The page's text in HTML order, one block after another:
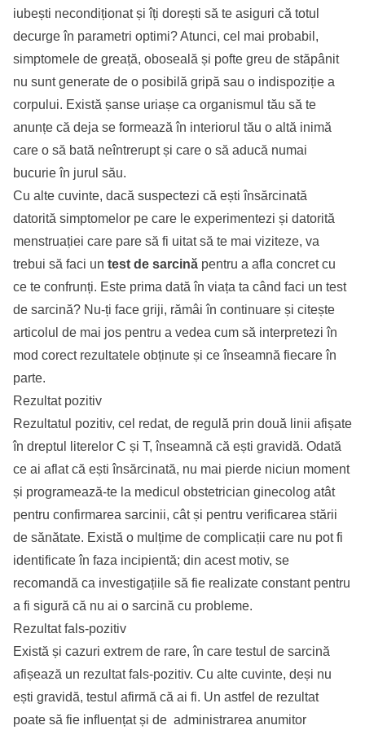
iubești necondiționat și îți dorești să te asiguri că totul
decurge în parametri optimi? Atunci, cel mai probabil,
simptomele de greață, oboseală și pofte greu de stăpânit
nu sunt generate de o posibilă gripă sau o indispoziție a
corpului. Există șanse uriașe ca organismul tău să te
anunțe că deja se formează în interiorul tău o altă inimă
care o să bată neîntrerupt și care o să aducă numai
bucurie în jurul său.
Cu alte cuvinte, dacă suspectezi că ești însărcinată
datorită simptomelor pe care le experimentezi și datorită
menstruației care pare să fi uitat să te mai viziteze, va
trebui să faci un test de sarcină pentru a afla concret cu
ce te confrunți. Este prima dată în viața ta când faci un test
de sarcină? Nu-ți face griji, rămâi în continuare și citește
articolul de mai jos pentru a vedea cum să interpretezi în
mod corect rezultatele obținute și ce înseamnă fiecare în
parte.
Rezultat pozitiv
Rezultatul pozitiv, cel redat, de regulă prin două linii afișate
în dreptul literelor C și T, înseamnă că ești gravidă. Odată
ce ai aflat că ești însărcinată, nu mai pierde niciun moment
și programează-te la medicul obstetrician ginecolog atât
pentru confirmarea sarcinii, cât și pentru verificarea stării
de sănătate. Există o mulțime de complicații care nu pot fi
identificate în faza incipientă; din acest motiv, se
recomandă ca investigațiile să fie realizate constant pentru
a fi sigură că nu ai o sarcină cu probleme.
Rezultat fals-pozitiv
Există și cazuri extrem de rare, în care testul de sarcină
afișează un rezultat fals-pozitiv. Cu alte cuvinte, deși nu
ești gravidă, testul afirmă că ai fi. Un astfel de rezultat
poate să fie influențat și de administrarea anumitor